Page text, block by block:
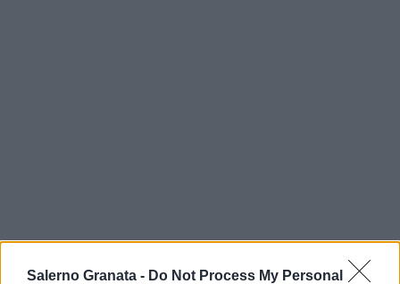
Salerno Granata - Do Not Process My Personal